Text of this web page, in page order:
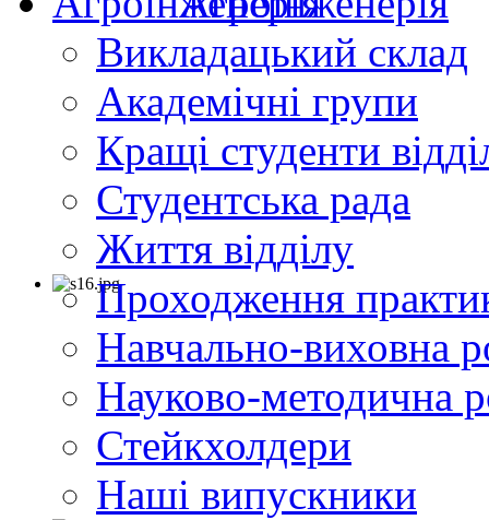
Викладацький склад
Академічні групи
Кращі студенти
Студентська рада
Життя відділу
Проходження
Навчально-виховна
Науково-методична
Стейкхолдери
Наші випускники